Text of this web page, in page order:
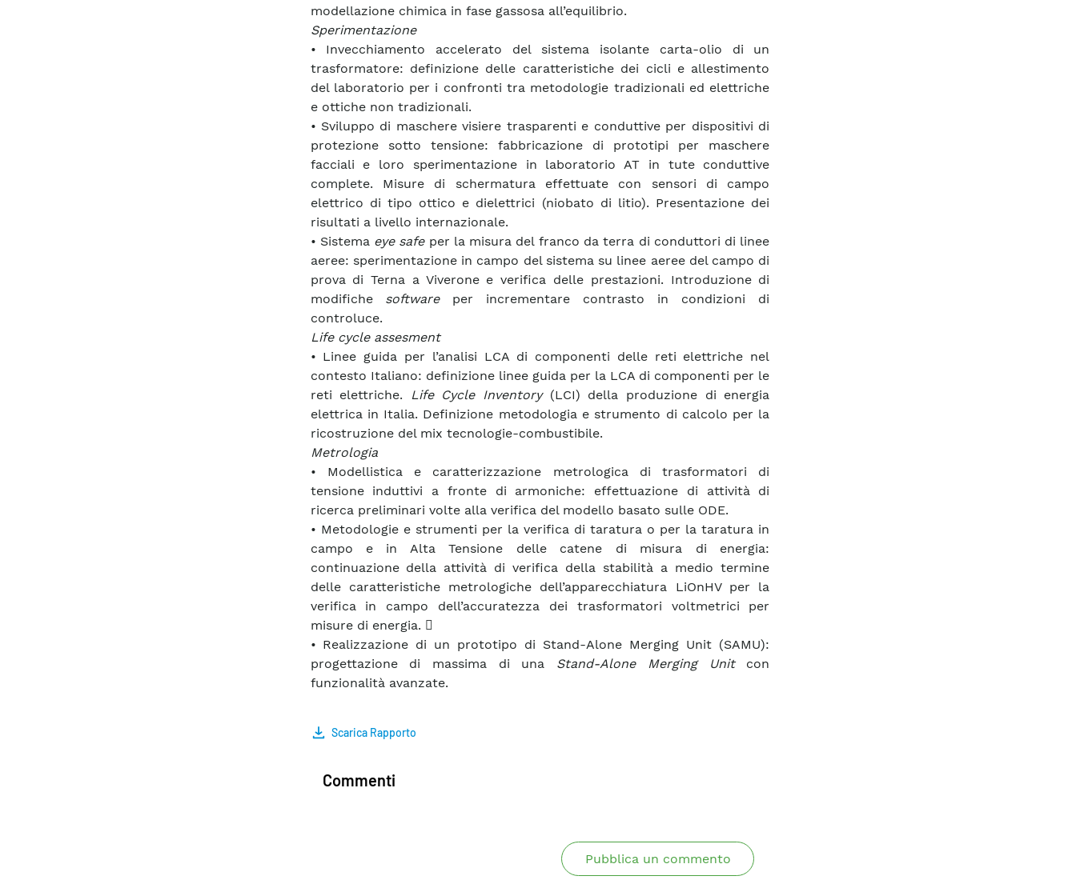
modellazione chimica in fase gassosa all’equilibrio.
Sperimentazione
• Invecchiamento accelerato del sistema isolante carta-olio di un
trasformatore: definizione delle caratteristiche dei cicli e allestimento
del laboratorio per i confronti tra metodologie tradizionali ed elettriche
e ottiche non tradizionali.
• Sviluppo di maschere visiere trasparenti e conduttive per dispositivi di
protezione sotto tensione: fabbricazione di prototipi per maschere
facciali e loro sperimentazione in laboratorio AT in tute conduttive
complete. Misure di schermatura effettuate con sensori di campo
elettrico di tipo ottico e dielettrici (niobato di litio). Presentazione dei
risultati a livello internazionale.
• Sistema eye safeper la misura del franco da terra di conduttori di linee
aeree: sperimentazione in campo del sistema su linee aeree del campo di
prova di Terna a Viverone e verifica delle prestazioni. Introduzione di
modifiche softwareper incrementare contrasto in condizioni di
controluce.
Life cycle assesment
• Linee guida per l’analisi LCA di componenti delle reti elettriche nel
contesto Italiano: definizione linee guida per la LCA di componenti per le
reti elettriche. Life Cycle Inventory(LCI) della produzione di energia
elettrica in Italia. Definizione metodologia e strumento di calcolo per la
ricostruzione del mix tecnologie-combustibile.
Metrologia
• Modellistica e caratterizzazione metrologica di trasformatori di
tensione induttivi a fronte di armoniche: effettuazione di attività di
ricerca preliminari volte alla verifica del modello basato sulle ODE.
• Metodologie e strumenti per la verifica di taratura o per la taratura in
campo e in Alta Tensione delle catene di misura di energia:
continuazione della attività di verifica della stabilità a medio termine
delle caratteristiche metrologiche dell’apparecchiatura LiOnHV per la
verifica in campo dell’accuratezza dei trasformatori voltmetrici per
misure di energia. 
• Realizzazione di un prototipo di Stand-Alone Merging Unit (SAMU):
progettazione di massima di una Stand-Alone Merging Unitcon
funzionalità avanzate.
Scarica Rapporto
Commenti
Pubblica un commento